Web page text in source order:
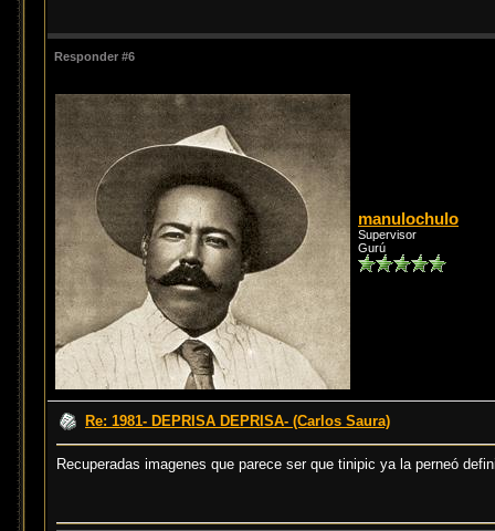
Responder #6
manulochulo
Supervisor
Gurú
Re: 1981- DEPRISA DEPRISA- (Carlos Saura)
Recuperadas imagenes que parece ser que tinipic ya la perneó